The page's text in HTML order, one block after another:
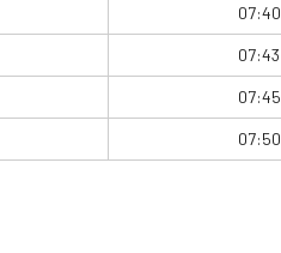
07:40
07:43
07:45
07:50